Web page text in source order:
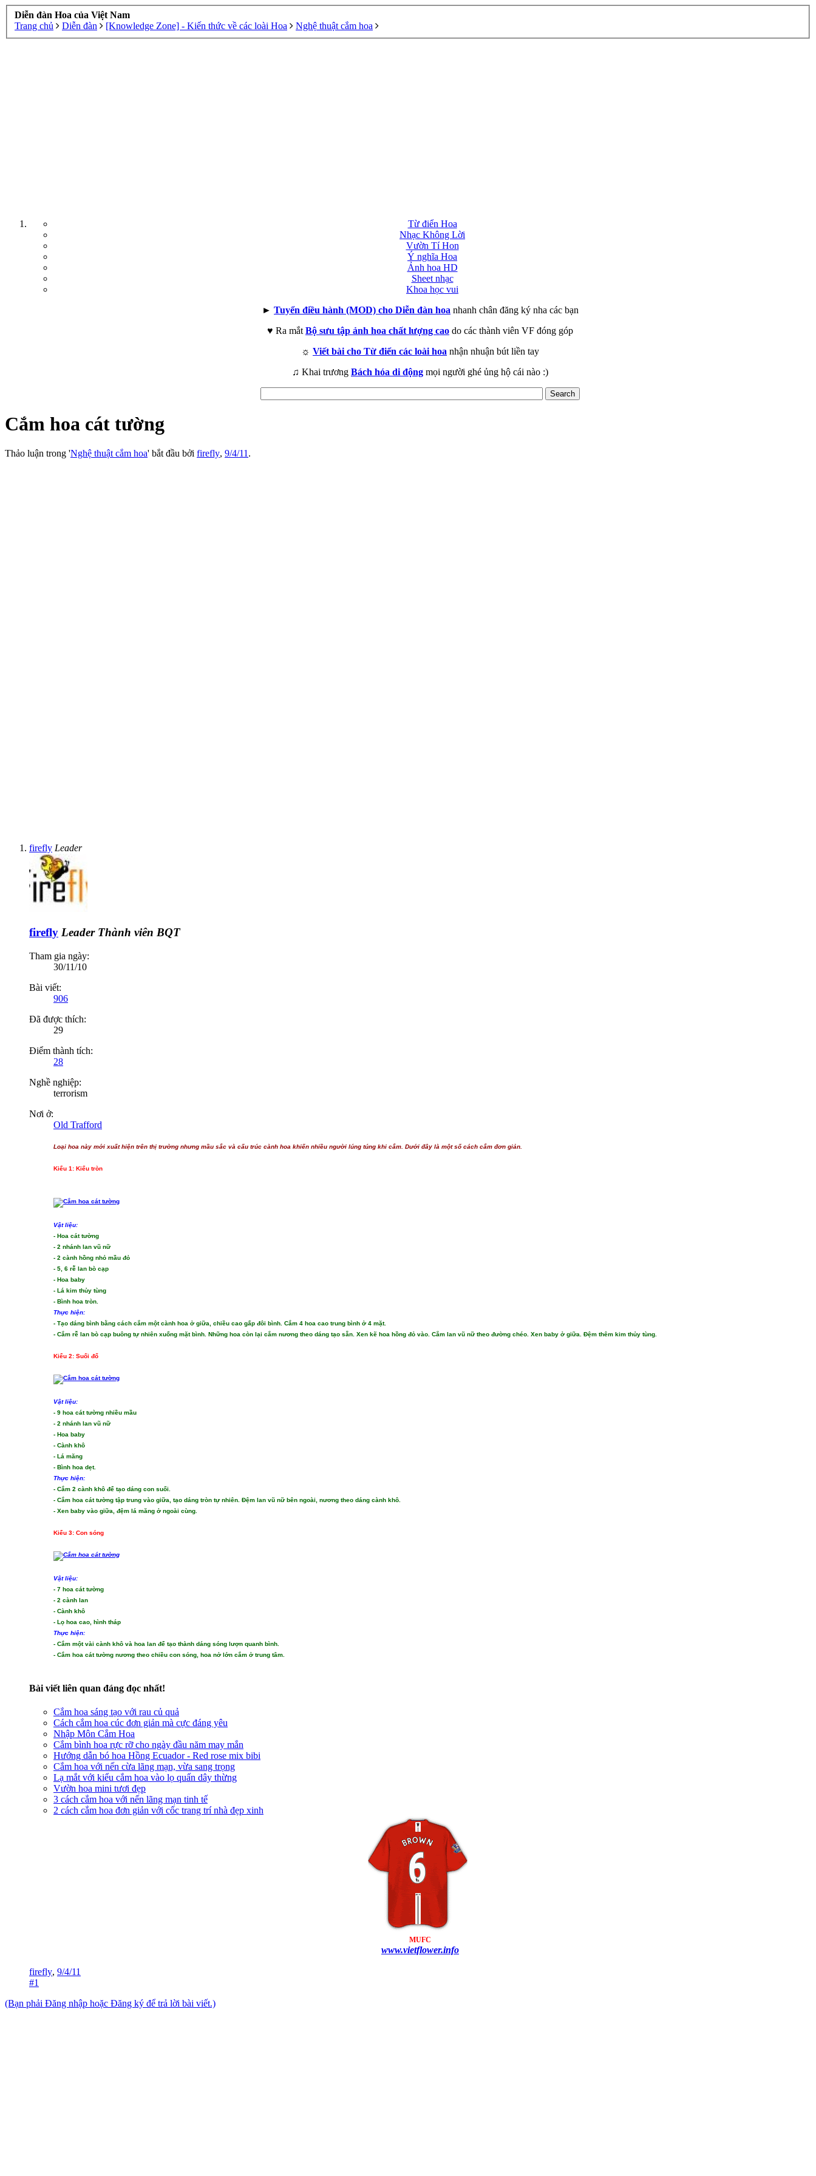
Diễn đàn Hoa của Việt Nam
Trang chủ
Diễn đàn [Knowledge Zone] - Kiến thức về các loài Hoa Nghệ thuật cắm hoa
Từ điển Hoa
Nhạc Không Lời
Vườn Tí Hon
Ý nghĩa Hoa
Ảnh hoa HD
Sheet nhạc
Khoa học vui
► Tuyển điều hành (MOD) cho Diễn đàn hoa nhanh chân đăng ký nha các bạn
♥ Ra mắt Bộ sưu tập ảnh hoa chất lượng cao do các thành viên VF đóng góp
☼ Viết bài cho Từ điển các loài hoa nhận nhuận bút liền tay
♫ Khai trương Bách hóa di động mọi người ghé ủng hộ cái nào :)
Cắm hoa cát tường
Thảo luận trong 'Nghệ thuật cắm hoa' bắt đầu bởi firefly, 9/4/11.
firefly Leader
firefly Leader Thành viên BQT
Tham gia ngày:
30/11/10
Bài viết:
906
Đã được thích:
29
Điểm thành tích:
28
Nghề nghiệp:
terrorism
Nơi ở:
Old Trafford
Loại hoa này mới xuất hiện trên thị trường nhưng mầu sắc và cấu trúc cành hoa khiến nhiều người lúng túng khi cắm. Dưới đây là một số cách cắm đơn giản.
Kiểu 1: Kiểu tròn
Vật liệu:
- Hoa cát tường
- 2 nhánh lan vũ nữ
- 2 cành hồng nhỏ mầu đỏ
- 5, 6 rễ lan bò cạp
- Hoa baby
- Lá kim thủy tùng
- Bình hoa tròn.
Thực hiện:
- Tạo dáng bình bằng cách cắm một cành hoa ở giữa, chiều cao gấp đôi bình. Cắm 4 hoa cao trung bình ở 4 mặt.
- Cắm rễ lan bò cạp buông tự nhiên xuống mặt bình. Những hoa còn lại cắm nương theo dáng tạo sẵn. Xen kẽ hoa hồng đỏ vào. Cắm lan vũ nữ theo đường chéo. Xen baby ở giữa. Đệm thêm kim thủy tùng.
Kiểu 2: Suối đổ
Vật liệu:
- 9 hoa cát tường nhiều mầu
- 2 nhánh lan vũ nữ
- Hoa baby
- Cành khô
- Lá măng
- Bình hoa dẹt.
Thực hiện:
- Cắm 2 cành khô để tạo dáng con suối.
- Cắm hoa cát tường tập trung vào giữa, tạo dáng tròn tự nhiên. Đệm lan vũ nữ bên ngoài, nương theo dáng cành khô.
- Xen baby vào giữa, đệm lá măng ở ngoài cùng.
Kiểu 3: Con sóng
Vật liệu:
- 7 hoa cát tường
- 2 cành lan
- Cành khô
- Lọ hoa cao, hình tháp
Thực hiện:
- Cắm một vài cành khô và hoa lan để tạo thành dáng sóng lượn quanh bình.
- Cắm hoa cát tường nương theo chiều con sóng, hoa nở lớn cắm ở trung tâm.
Bài viết liên quan đáng đọc nhất!
Cắm hoa sáng tạo với rau củ quả
Cách cắm hoa cúc đơn giản mà cực đáng yêu
Nhập Môn Cắm Hoa
Cắm bình hoa rực rỡ cho ngày đầu năm may mắn
Hướng dẫn bó hoa Hồng Ecuador - Red rose mix bibi
Cắm hoa với nến cừa lãng mạn, vừa sang trọng
Lạ mắt với kiểu cắm hoa vào lọ quấn dây thừng
Vườn hoa mini tươi đẹp
3 cách cắm hoa với nến lãng mạn tinh tế
2 cách cắm hoa đơn giản với cốc trang trí nhà đẹp xinh
MUFC
www.vietflower.info
firefly, 9/4/11
#1
(Bạn phải Đăng nhập hoặc Đăng ký để trả lời bài viết.)